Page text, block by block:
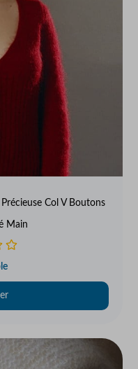
Col V Boutons
Main